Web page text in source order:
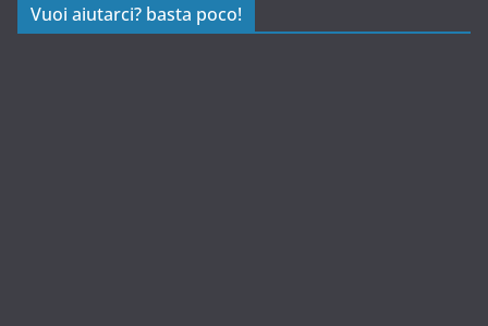
Vuoi aiutarci? basta poco!